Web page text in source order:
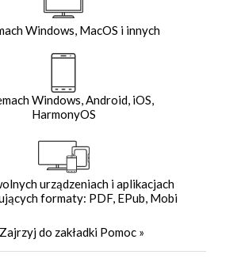
Windows, MacOS i innych
Windows, Android, iOS,
HarmonyOS
urządzeniach i aplikacjach
formaty: PDF, EPub, Mobi
do zakładki Pomoc »